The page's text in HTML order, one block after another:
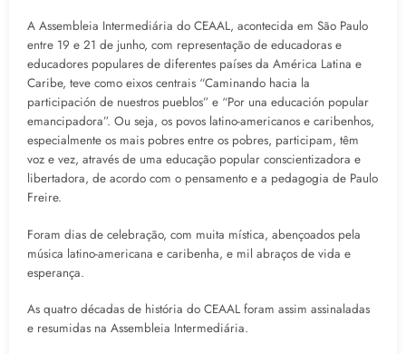
A Assembleia Intermediária do CEAAL, acontecida em São Paulo
entre 19 e 21 de junho, com representação de educadoras e
educadores populares de diferentes países da América Latina e
Caribe, teve como eixos centrais “Caminando hacia la
participación de nuestros pueblos” e “Por una educación popular
emancipadora”. Ou seja, os povos latino-americanos e caribenhos,
especialmente os mais pobres entre os pobres, participam, têm
voz e vez, através de uma educação popular conscientizadora e
libertadora, de acordo com o pensamento e a pedagogia de Paulo
Freire.
Foram dias de celebração, com muita mística, abençoados pela
música latino-americana e caribenha, e mil abraços de vida e
esperança.
As quatro décadas de história do CEAAL foram assim assinaladas
e resumidas na Assembleia Intermediária.